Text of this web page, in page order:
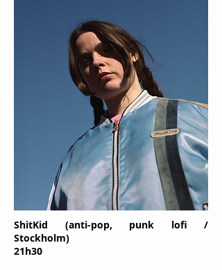
ShitKid (anti-pop, punk lofi /
Stockholm)
21h30